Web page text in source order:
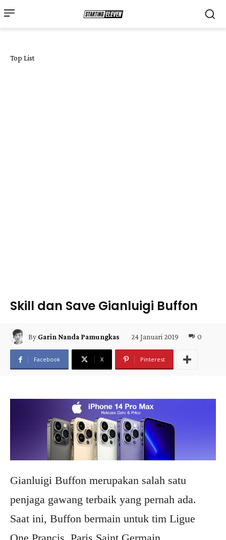
Top List
Skill dan Save Gianluigi Buffon
By Garin Nanda Pamungkas 24 Januari 2019 0
Facebook X Pinterest
Gianluigi Buffon merupakan salah satu
penjaga gawang terbaik yang pernah ada.
Saat ini, Buffon bermain untuk tim Ligue